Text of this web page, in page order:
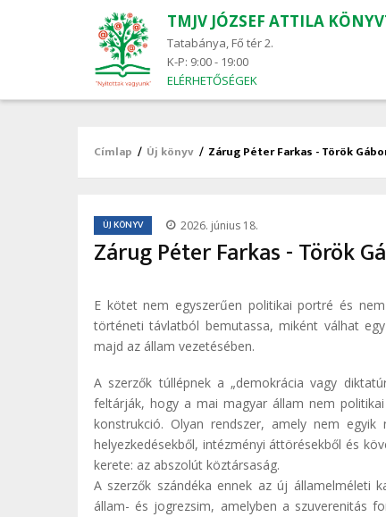
TMJV JÓZSEF ATTILA
Tatabánya, Fő tér 2.
K-P: 9:00 - 19:00
ELÉRHETŐSÉGEK
Main
navigation
Morzsa
Címlap / Új könyv / Zárug Péter Farkas - Török
ÚJ KÖNYV 2026. június 18.
Zárug Péter Farkas - Török
E kötet nem egyszerűen politikai portré és
történeti távlatból bemutassa, miként válhat
majd az állam vezetésében.
A szerzők túllépnek a „demokrácia vagy
feltárják, hogy a mai magyar állam nem
konstrukció. Olyan rendszer, amely nem
helyezkedésekből, intézményi áttörésekből és
kerete: az abszolút köztársaság.
A szerzők szándéka ennek az új államelméleti
állam- és jogrezsim, amelyben a szuverenitás